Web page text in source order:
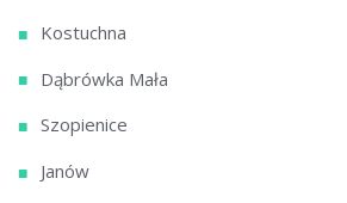
Kostuchna
Dąbrówka Mała
Szopienice
Janów